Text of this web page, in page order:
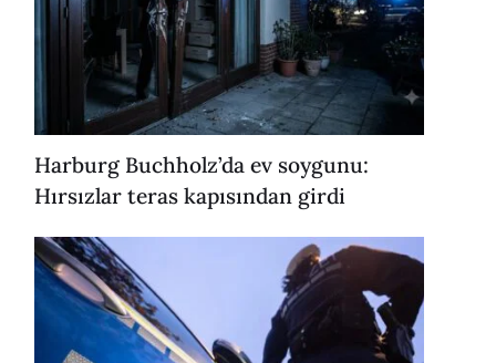
Harburg Buchholz’da ev soygunu:
Hırsızlar teras kapısından girdi